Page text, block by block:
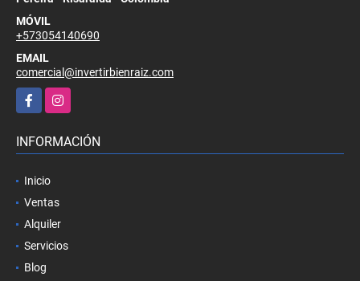
MÓVIL
+573054140690
EMAIL
comercial@invertirbienraiz.com
FacebookInstagram
INFORMACIÓN
Inicio
Ventas
Alquiler
Servicios
Blog